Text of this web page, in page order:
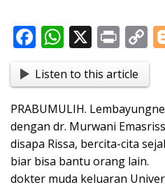
F
e
b
o
o
k
W
at
s
A
p
p
X Pr
t
C
o
p
y
Li
n
k
Listen to this article
PRABUMULIH.
dengan dr. Murwani
disapa Rissa, bercita-cita
biar bisa bantu orang lain.
dokter muda keluaran